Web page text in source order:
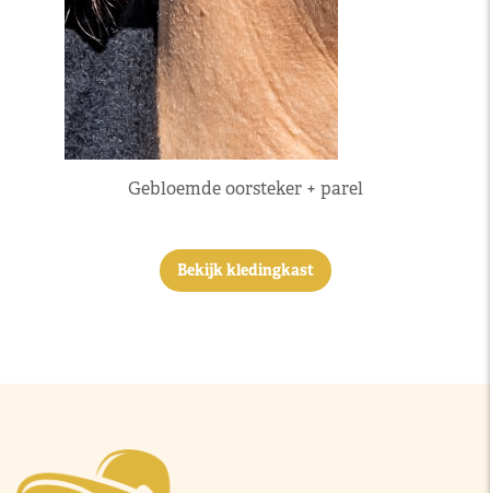
Gebloemde oorsteker + parel
Bekijk kledingkast